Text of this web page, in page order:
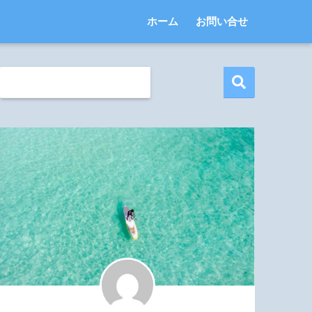
ホーム お問い合せ